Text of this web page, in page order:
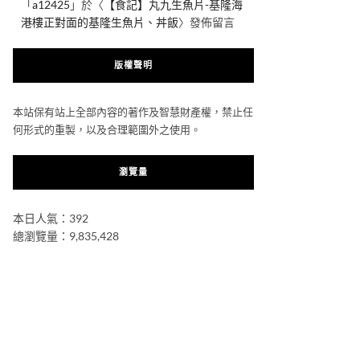
「a12425 」於〈 【食記】丸九生魚片-基隆海
港樓正對面的基隆生魚片、丼飯〉發佈留言
版權聲明
本站保有站上全部內容的著作及智慧財產權，禁止任
何形式的重製，以及合理範圍外之使用。
瀏覽量
本日人氣：392
總瀏覽量：9,835,428